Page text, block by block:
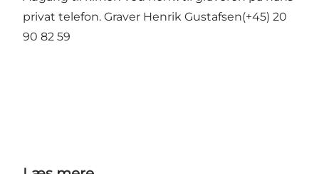
privat telefon. Graver Henrik Gustafsen(+45) 20
90 82 59